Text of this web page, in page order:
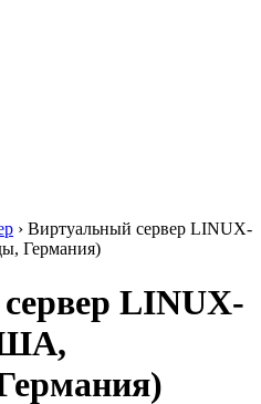
› Виртуальный сервер LINUX-
Германия)
LINUX-